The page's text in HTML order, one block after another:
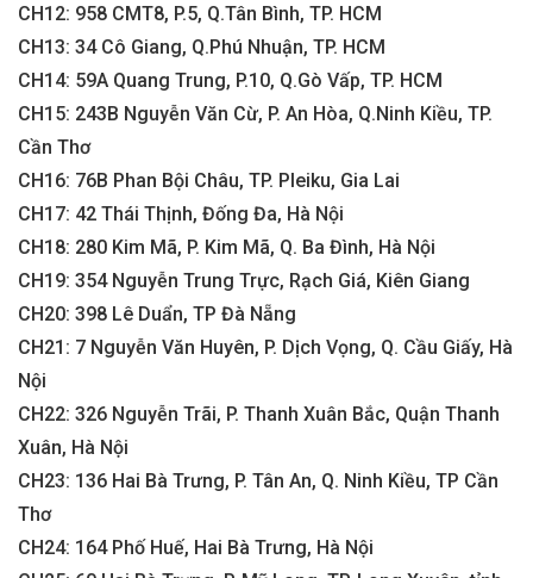
CH12: 958 CMT8, P.5, Q.Tân Bình, TP. HCM
CH13: 34 Cô Giang, Q.Phú Nhuận, TP. HCM
CH14: 59A Quang Trung, P.10, Q.Gò Vấp, TP. HCM
CH15: 243B Nguyễn Văn Cừ, P. An Hòa, Q.Ninh Kiều, TP.
Cần Thơ
CH16: 76B Phan Bội Châu, TP. Pleiku, Gia Lai
CH17: 42 Thái Thịnh, Đống Đa, Hà Nội
CH18: 280 Kim Mã, P. Kim Mã, Q. Ba Đình, Hà Nội
CH19: 354 Nguyễn Trung Trực, Rạch Giá, Kiên Giang
CH20: 398 Lê Duẩn, TP Đà Nẵng
CH21: 7 Nguyễn Văn Huyên, P. Dịch Vọng, Q. Cầu Giấy, Hà
Nội
CH22: 326 Nguyễn Trãi, P. Thanh Xuân Bắc, Quận Thanh
Xuân, Hà Nội
CH23: 136 Hai Bà Trưng, P. Tân An, Q. Ninh Kiều, TP Cần
Thơ
CH24: 164 Phố Huế, Hai Bà Trưng, Hà Nội